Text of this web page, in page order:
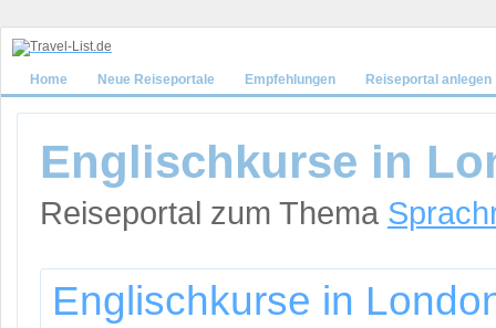
Home Neue Reiseportale Empfehlungen Reiseportal anlegen
Englischkurse in
Reiseportal zum Thema
Englischkurse in